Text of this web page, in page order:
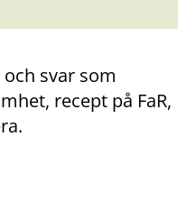
svar som
recept på FaR,